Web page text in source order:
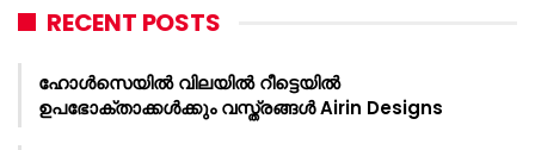
RECENT POSTS
ഹോൾസെയിൽ വിലയിൽ റീട്ടെയിൽ
ഉപഭോക്താക്കൾക്കും വസ്ത്രങ്ങൾ Airin Designs